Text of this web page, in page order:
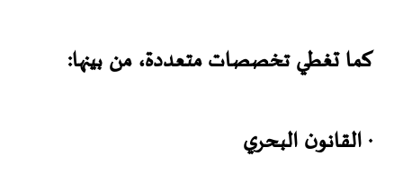
كما تغطي تخصصات متعددة، من بينها:
· القانون البحري